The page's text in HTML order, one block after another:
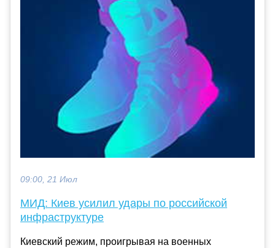
09:00, 21 Июл
МИД: Киев усилил удары по российской
инфраструктуре
Киевский режим, проигрывая на военных